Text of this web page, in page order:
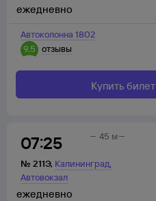
Автоколонна 1802
9,5
отзывы
ежедневно
Купить билет
07:25
№ 211Э, Калининград,
Автовокзал
45 м
ежедневно